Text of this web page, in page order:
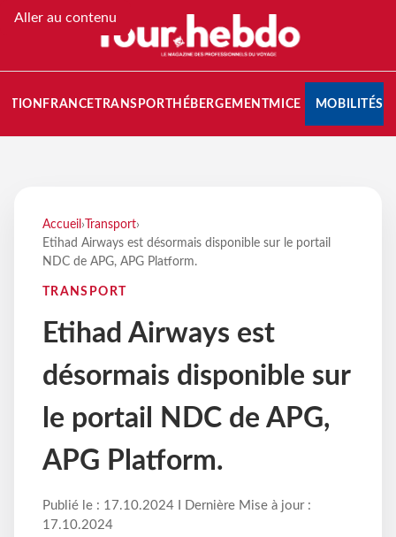
Aller au contenu
FRANCETRANSPORT HÉBERGEMENTMICE MOBILITÉS
Accueil › Transport›
Etihad Airways est désormais disponible sur le portail
NDC de APG, APG Platform.
TRANSPORT
Etihad Airways est
désormais disponible sur
le portail NDC de APG,
APG Platform.
Publié le : 17.10.2024 I Dernière Mise à jour :
17.10.2024